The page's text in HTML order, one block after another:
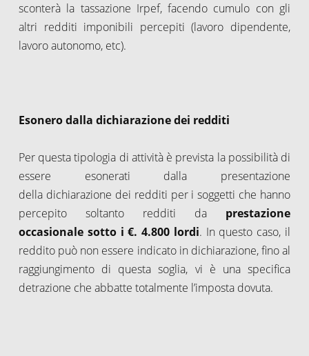
sconterà la tassazione Irpef, facendo cumulo con gli
altri redditi imponibili percepiti (lavoro dipendente,
lavoro autonomo, etc).
Esonero dalla dichiarazione dei redditi
Per questa tipologia di attività è prevista la possibilità di
essere esonerati dalla presentazione
della dichiarazione dei redditi per i soggetti che hanno
percepito soltanto redditi da prestazione
occasionale sotto i €. 4.800 lordi. In questo caso, il
reddito può non essere indicato in dichiarazione, fino al
raggiungimento di questa soglia, vi è una specifica
detrazione che abbatte totalmente l’imposta dovuta.